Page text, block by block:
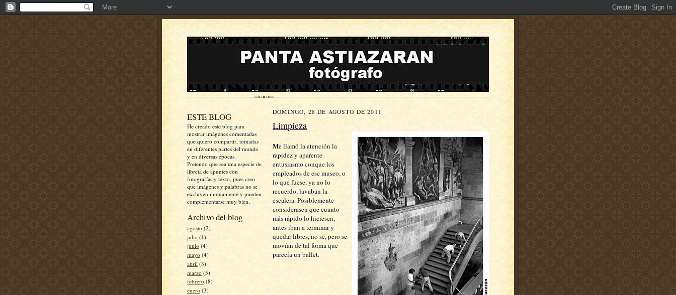
ESTE BLOG
He creado este blog para
mostrar imágenes comentadas
que quiero compartir, tomadas
en diferentes partes del mundo
y en diversas épocas.
Pretendo que sea una especie de
libreta de apuntes con
fotografías y texto, pues creo
que imágenes y palabras no se
excluyen mutuamente y pueden
complementarse muy bien.
Archivo del blog
agosto (2)
julio (1)
junio (4)
mayo (4)
abril (3)
marzo (5)
febrero (8)
enero (3)
DOMINGO, 28 DE AGOSTO DE 2011
Limpieza
Me llamó la atención la
rapidez y aparente
entusiasmo conque los
empleados de ese museo, o
lo que fuese, ya no lo
recuerdo, lavaban la
escalera. Posiblemente
considerasen que cuanto
más rápido lo hiciesen,
antes iban a terminar y
quedar libres, no sé, pero se
movían de tal forma que
parecía un ballet.